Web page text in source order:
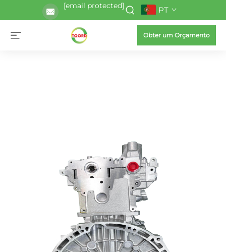
[email protected] PT
Obter um Orçamento